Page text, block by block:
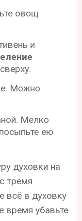
овощ
и
Можно
Мелко
ею
духовки на
тремя
всё в духовку
время убавьте